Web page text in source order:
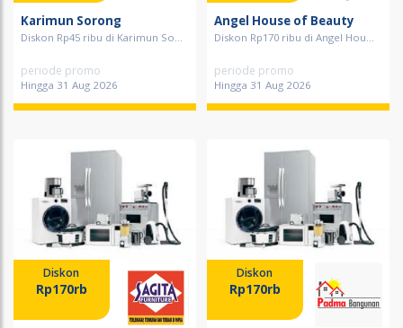
Karimun Sorong
Diskon Rp45 ribu di Karimun So...
periode promo
Hingga 31 Aug 2026
Angel House of Beauty
Diskon Rp170 ribu di Angel Hou...
periode promo
Hingga 31 Aug 2026
Diskon
Rp170rb
Diskon
Rp170rb